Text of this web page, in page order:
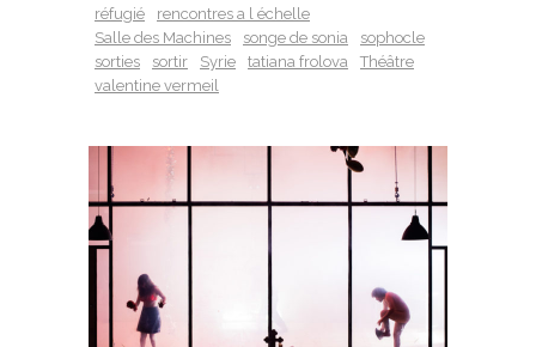
réfugié
rencontres a l échelle
Salle des Machines
songe de sonia
sophocle
sorties
sortir Syrie tatiana frolova
Théâtre
valentine vermeil